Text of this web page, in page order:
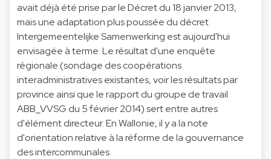
avait déjà été prise par le Décret du 18 janvier 2013,
mais une adaptation plus poussée du décret
Intergemeentelijke Samenwerking est aujourd'hui
envisagée à terme. Le résultat d'une enquête
régionale (sondage des coopérations
interadministratives existantes, voir les résultats par
province ainsi quele rapport du groupe de travail
ABB_VVSG du 5 février 2014) sert entre autres
d'élément directeur. En Wallonie, il y a la note
d'orientation relative à la réforme de la gouvernance
des intercommunales.